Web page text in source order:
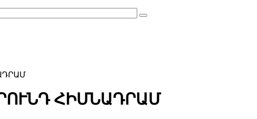
ՀԻՄՆԱԴՐԱՄ